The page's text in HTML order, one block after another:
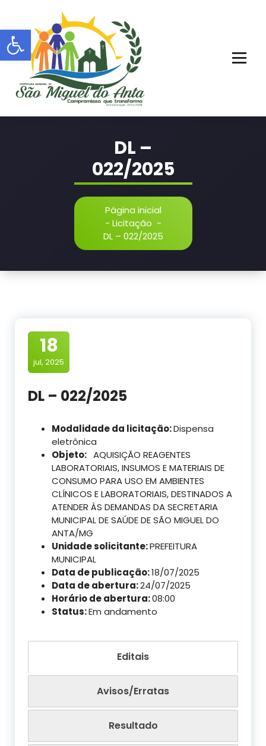
Barra de Ferramentas Aberta
o
conteúdo
DL –
022/2025
Página inicial
- Licitação -
DL – 022/2025
18
jul, 2025
DL – 022/2025
Modalidade da licitação:Dispensa
eletrônica
Objeto: AQUISIÇÃO REAGENTES
LABORATORIAIS, INSUMOS E MATERIAIS DE
CONSUMO PARA USO EM AMBIENTES
CLÍNICOS E LABORATORIAIS, DESTINADOS A
ATENDER ÀS DEMANDAS DA SECRETARIA
MUNICIPAL DE SAÚDE DE SÃO MIGUEL DO
ANTA/MG
Unidade solicitante:PREFEITURA
MUNICIPAL
Data de publicação:18/07/2025
Data de abertura:24/07/2025
Horário de abertura:08:00
Status:Em andamento
Editais
Avisos/Erratas
Resultado